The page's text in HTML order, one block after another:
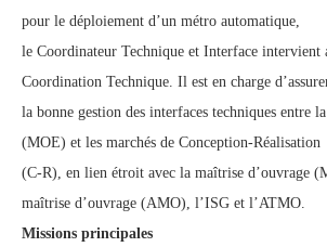
pour le déploiement d’un métro automatique,
le Coordinateur Technique et Interface intervient
Coordination Technique. Il est en charge
la bonne gestion des interfaces techniques entre
(MOE) et les marchés de Conception-Réalisation
(C-R), en lien étroit avec la maîtrise d’ouvrage
maîtrise d’ouvrage (AMO), l’ISG et l’ATMO.
Missions principales